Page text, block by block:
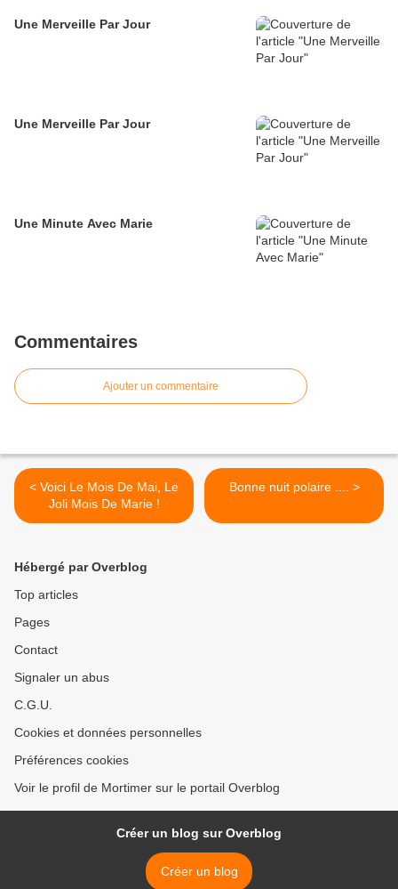
Une Merveille Par Jour
Une Merveille Par Jour
Une Minute Avec Marie
Commentaires
Ajouter un commentaire
< Voici Le Mois De Mai, Le
Joli Mois De Marie !
Bonne nuit polaire .... >
Hébergé par Overblog
Top articles
Pages
Contact
Signaler un abus
C.G.U.
Cookies et données personnelles
Préférences cookies
Voir le profil de Mortimer sur le portail Overblog
Créer un blog sur Overblog
Créer un blog